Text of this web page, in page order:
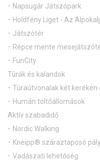
Napsugár Játszópark
Holdfény Liget - Az
Játszótér
Répce mente
FunCity
Túrák és kalandok
Túraútvonalak két keréken
Humán töltőállomások
Aktív szabadidő
Nordic Walking
Kneipp® száraztaposó
Vadászati lehetőség